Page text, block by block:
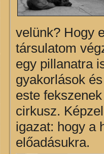
velünk? Hogy
társulatom
egy pillanatra
gyakorlások
este
cirkusz.
igazat: hogy a
előadásukra.